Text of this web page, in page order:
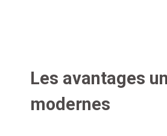
Les avantages
modernes